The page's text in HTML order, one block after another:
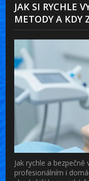
JAK SI RYCHLE
METODY A KDY
Jak rychle a
profesionálním i